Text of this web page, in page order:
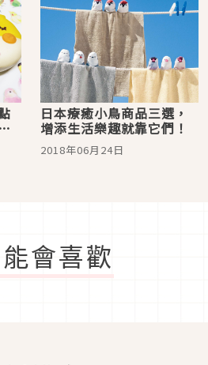
日本療癒小鳥商品三選，
增添生活樂趣就靠它們！
2018年06月24日
會喜歡